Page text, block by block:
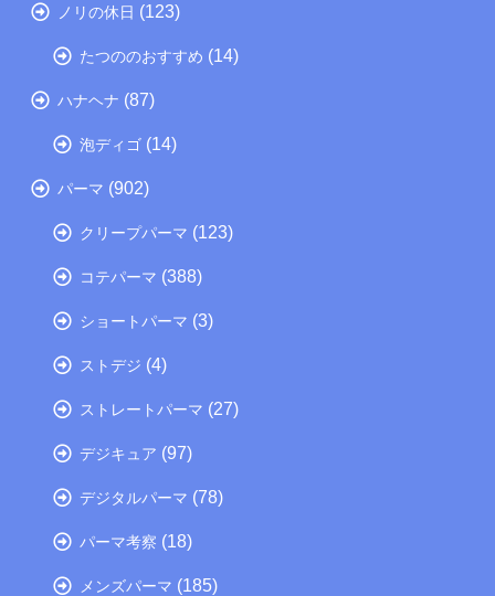
ノリの休日 (123)
たつののおすすめ (14)
ハナヘナ (87)
泡ディゴ (14)
パーマ (902)
クリープパーマ (123)
コテパーマ (388)
ショートパーマ (3)
ストデジ (4)
ストレートパーマ (27)
デジキュア (97)
デジタルパーマ (78)
パーマ考察 (18)
メンズパーマ (185)